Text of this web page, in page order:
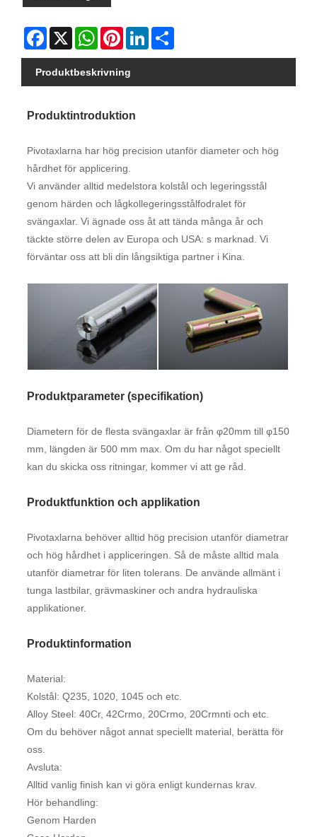
Facebook
X WhatsAppPinterestLinkedIn
Produktbeskrivning
Produktintroduktion
Pivotaxlarna har hög precision utanför diameter och hög
hårdhet för applicering.
Vi använder alltid medelstora kolstål och legeringsstål
genom härden och lågkollegeringsstålfodralet för
svängaxlar. Vi ägnade oss åt att tända många år och
täckte större delen av Europa och USA: s marknad. Vi
förväntar oss att bli din långsiktiga partner i Kina.
Produktparameter (specifikation)
Diametern för de flesta svängaxlar är från φ20mm till φ150
mm, längden är 500 mm max. Om du har något speciellt
kan du skicka oss ritningar, kommer vi att ge råd.
Produktfunktion och applikation
Pivotaxlarna behöver alltid hög precision utanför diametrar
och hög hårdhet i appliceringen. Så de måste alltid mala
utanför diametrar för liten tolerans. De använde allmänt i
tunga lastbilar, grävmaskiner och andra hydrauliska
applikationer.
Produktinformation
Material:
Kolstål: Q235, 1020, 1045 och etc.
Alloy Steel: 40Cr, 42Crmo, 20Crmo, 20Crmnti och etc.
Om du behöver något annat speciellt material, berätta för
oss.
Avsluta:
Alltid vanlig finish kan vi göra enligt kundernas krav.
Hör behandling:
Genom Harden